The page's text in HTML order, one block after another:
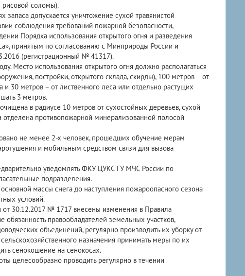
рисовой соломы).
допускается уничтожение сухой травянистой
соблюдения требований пожарной безопасности,
Порядка использования открытого огня и разведения
принятым по согласованию с Минприроды России и
(регистрационный № 41317).
Место использования открытого огня должно располагаться
постройки, открытого склада, скирды), 100 метров – от
30 метров – от лиственного леса или отдельно растущих
3 метров.
в радиусе 10 метров от сухостойных деревьев, сухой
отделена противопожарной минерализованной полосой
не менее 2-х человек, прошедших обучение мерам
и мобильным средством связи для вызова
уведомлять ФКУ ЦУКС ГУ МЧС России по
подразделения.
массы снега до наступления пожароопасного сезона
условий.
от 30.12.2017 № 1717 внесены изменения в Правила
правообладателей земельных участков,
объединений, регулярно производить их уборку от
назначения принимать меры по их
сенокошение на сенокосах.
целесообразно проводить регулярно в течении